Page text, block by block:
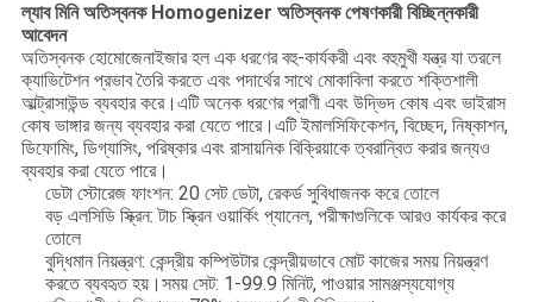
ল্যাব মিনি অতিস্বনক Homogenizer অতিস্বনক পেষণকারী বিচ্ছিন্নকারী
আবেদন
অতিস্বনক হোমোজেনাইজার হল এক ধরণের বহু-কার্যকরী এবং বহুমুখী যন্ত্র যা তরলে
ক্যাভিটেশন প্রভাব তৈরি করতে এবং পদার্থের সাথে মোকাবিলা করতে শক্তিশালী
আল্ট্রাসাউন্ড ব্যবহার করে।এটি অনেক ধরণের প্রাণী এবং উদ্ভিদ কোষ এবং ভাইরাস
কোষ ভাঙ্গার জন্য ব্যবহার করা যেতে পারে।এটি ইমালসিফিকেশন, বিচ্ছেদ, নিষ্কাশন,
ডিফোমিং, ডিগ্যাসিং, পরিষ্কার এবং রাসায়নিক বিক্রিয়াকে ত্বরান্বিত করার জন্যও
ব্যবহার করা যেতে পারে।
ডেটা স্টোরেজ ফাংশন: 20 সেট ডেটা, রেকর্ড সুবিধাজনক করে তোলে
বড় এলসিডি স্ক্রিন: টাচ স্ক্রিন ওয়ার্কিং প্যানেল, পরীক্ষাগুলিকে আরও কার্যকর করে
তোলে
বুদ্ধিমান নিয়ন্ত্রণ: কেন্দ্রীয় কম্পিউটার কেন্দ্রীয়ভাবে মোট কাজের সময় নিয়ন্ত্রণ
করতে ব্যবহৃত হয়।সময় সেট: 1-99.9 মিনিট, পাওয়ার সামঞ্জস্যযোগ্য